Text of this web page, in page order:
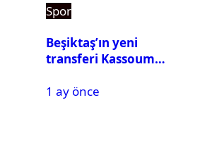
Spor
Beşiktaş’ın yeni
transferi Kassoum
gelecek? Resmi
1 ay önce